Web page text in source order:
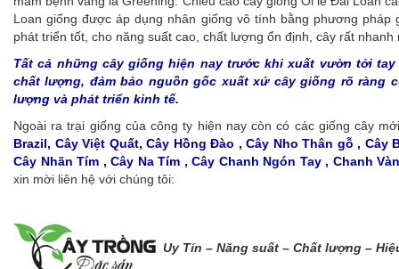
Loan giống được áp dụng nhân giống vô tính bằng phương
phát triển tốt, cho năng suất cao, chất lượng ổn định, cây rất nhanh
Tất cả những cây giống hiện nay trước khi xuất vườn tới
chất lượng, đảm bảo nguồn gốc xuất xứ cây giống rõ ràng
lượng và phát triển kinh tế.
Ngoài ra trại giống của công ty hiện nay còn có các giống cây
Brazil, Cây Việt Quất, Cây Hồng Đào , Cây Nho Thân gỗ ,
Cây Nhãn Tím , Cây Na Tím , Cây Chanh Ngón Tay , Chanh
xin mời liên hệ với chúng tôi:
Uy Tín – Năng suất – Chất lượng –